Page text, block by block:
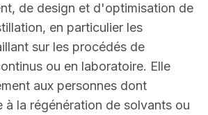
de design et d'optimisation de
en particulier les
sur les procédés de
ou en laboratoire. Elle
aux personnes dont
la régénération de solvants ou